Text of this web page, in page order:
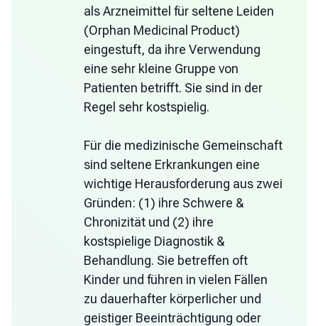
als Arzneimittel für seltene Leiden
(Orphan Medicinal Product)
eingestuft, da ihre Verwendung
eine sehr kleine Gruppe von
Patienten betrifft. Sie sind in der
Regel sehr kostspielig.
Für die medizinische Gemeinschaft
sind seltene Erkrankungen eine
wichtige Herausforderung aus zwei
Gründen: (1) ihre Schwere &
Chronizität und (2) ihre
kostspielige Diagnostik &
Behandlung. Sie betreffen oft
Kinder und führen in vielen Fällen
zu dauerhafter körperlicher und
geistiger Beeinträchtigung oder